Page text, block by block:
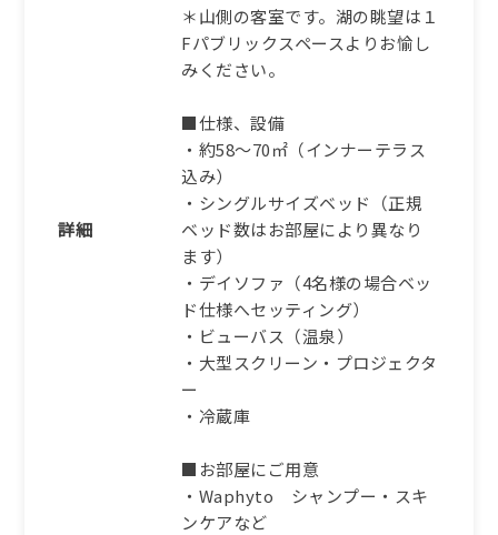
詳細
＊山側の客室です。湖の眺望は１
Fパブリックスペースよりお愉し
みください。
■仕様、設備
・約58～70㎡（インナーテラス
込み）
・シングルサイズベッド（正規
ベッド数はお部屋により異なり
ます）
・デイソファ（4名様の場合ベッ
ド仕様へセッティング）
・ビューバス（温泉）
・大型スクリーン・プロジェクタ
ー
・冷蔵庫
■お部屋にご用意
・Waphyto シャンプー・スキ
ンケアなど